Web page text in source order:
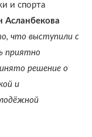
и спорта
Асланбекова
что выступили с
приятно
решение о
и